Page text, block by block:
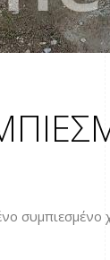
συμπιεσμένο